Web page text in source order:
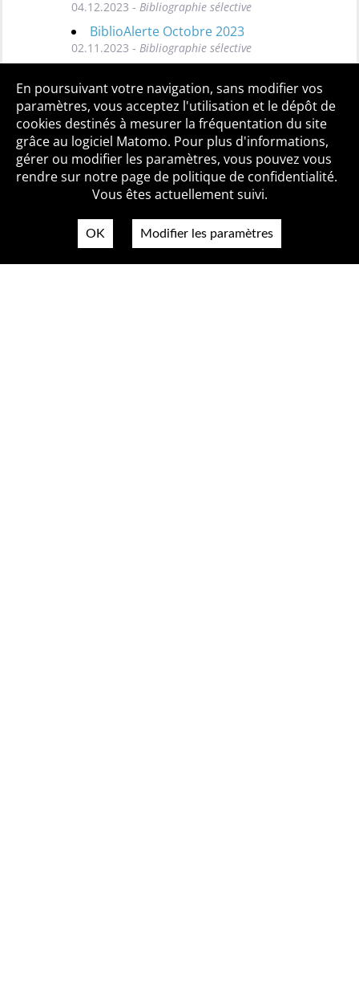
04.12.2023 - Bibliographie sélective
BiblioAlerte Octobre 2023
02.11.2023 - Bibliographie sélective
Toutes les BiblioAlertes
Qui sommes-nous ? Mentions légales
Accessibilité
Politique de confidentialité
Contact
En poursuivant votre navigation, sans modifier vos
paramètres, vous acceptez l'utilisation et le dépôt de
cookies destinés à mesurer la fréquentation du site
grâce au logiciel Matomo. Pour plus d'informations,
gérer ou modifier les paramètres, vous pouvez vous
rendre sur notre page de politique de confidentialité.
Vous êtes actuellement suivi.
OK Modifier les paramètres